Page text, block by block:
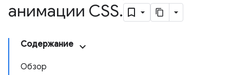
анимации CSS.
Содержание
Обзор